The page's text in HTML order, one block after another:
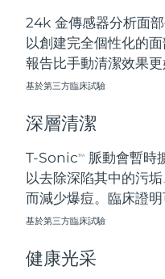
24k 金傳感器分析面
以創建完全個性化的
報告比手動清潔效果更
基於第三方臨床試驗
深層清潔
T-SonicTM
脈動會暫時
以去除深陷其中的污
而減少爆痘。臨床證
基於第三方臨床試驗
健康光采
馬爾他
墨西哥
摩納哥
荷蘭
紐西蘭
挪威